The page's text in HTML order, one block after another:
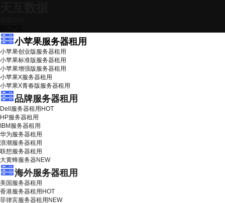
小苹果服务器租用
小苹果创业版服务器租用
小苹果标准版服务器租用
小苹果增强版服务器租用
小苹果X服务器租用
小苹果X青春版服务器租用
品牌服务器租用
Dell服务器租用 HOT
HP服务器租用
IBM服务器租用
华为服务器租用
浪潮服务器租用
联想服务器租用
大黄蜂服务器NEW
海外服务器租用
美国服务器租用
香港服务器租用 HOT
菲律宾服务器租用 NEW